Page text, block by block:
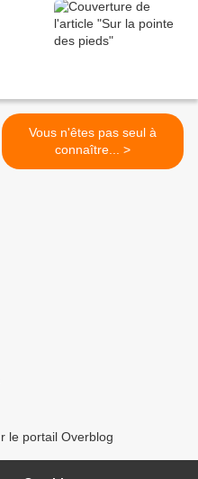
Vous n'êtes pas seul à
connaître... >
le portail Overblog